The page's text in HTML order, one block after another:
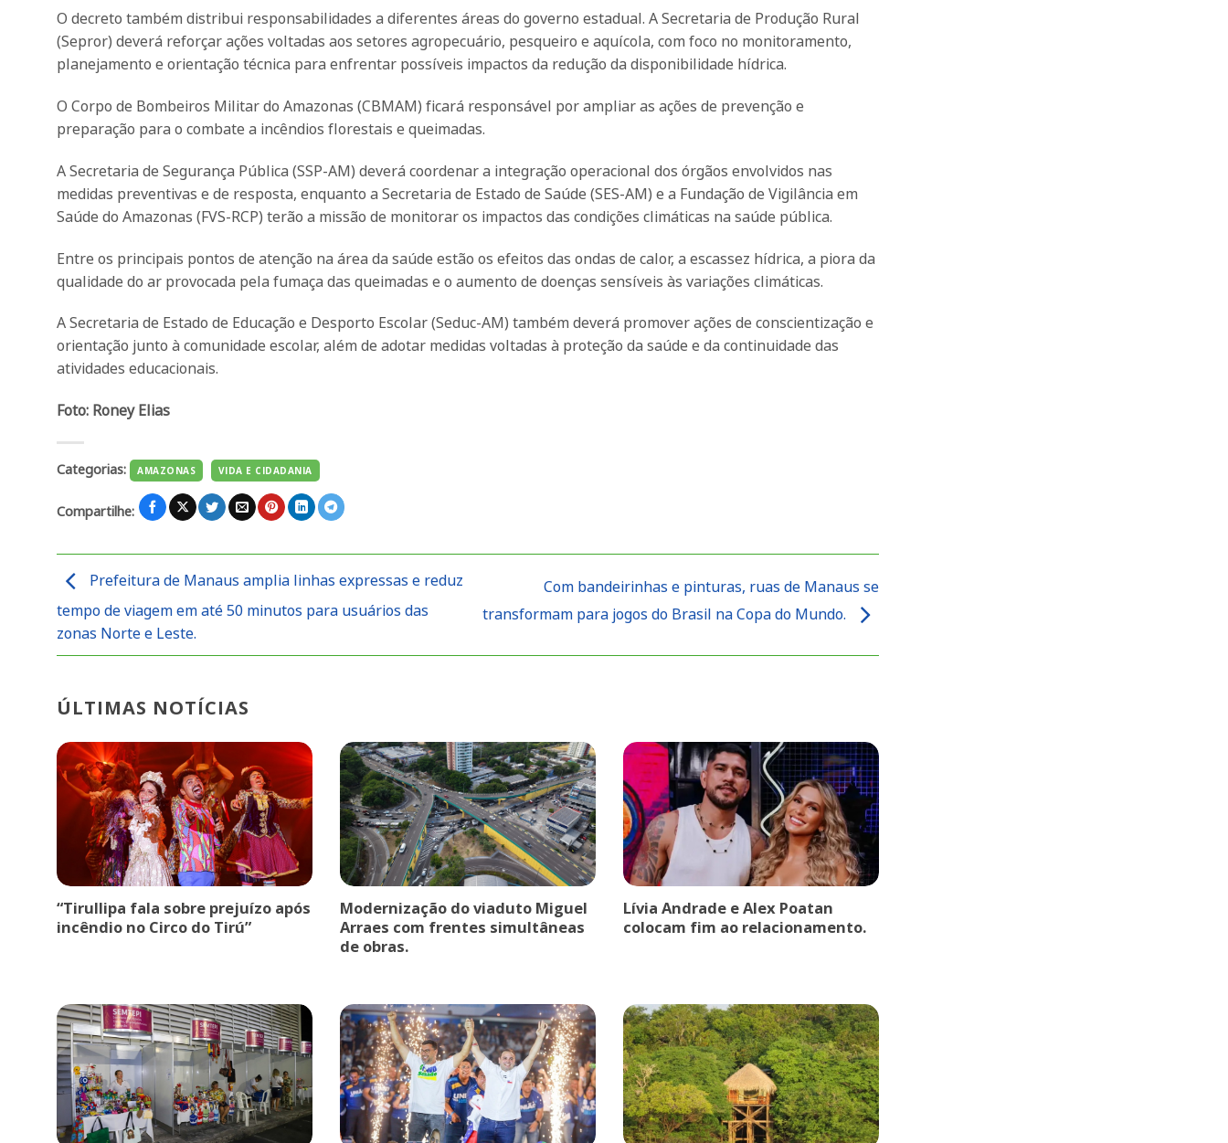
O decreto também distribui responsabilidades a diferentes áreas do governo estadual. A Secretaria de Produção Rural
(Sepror) deverá reforçar ações voltadas aos setores agropecuário, pesqueiro e aquícola, com foco no monitoramento,
planejamento e orientação técnica para enfrentar possíveis impactos da redução da disponibilidade hídrica.
O Corpo de Bombeiros Militar do Amazonas (CBMAM) ficará responsável por ampliar as ações de prevenção e
preparação para o combate a incêndios florestais e queimadas.
A Secretaria de Segurança Pública (SSP-AM) deverá coordenar a integração operacional dos órgãos envolvidos nas
medidas preventivas e de resposta, enquanto a Secretaria de Estado de Saúde (SES-AM) e a Fundação de Vigilância em
Saúde do Amazonas (FVS-RCP) terão a missão de monitorar os impactos das condições climáticas na saúde pública.
Entre os principais pontos de atenção na área da saúde estão os efeitos das ondas de calor, a escassez hídrica, a piora da
qualidade do ar provocada pela fumaça das queimadas e o aumento de doenças sensíveis às variações climáticas.
A Secretaria de Estado de Educação e Desporto Escolar (Seduc-AM) também deverá promover ações de conscientização e
orientação junto à comunidade escolar, além de adotar medidas voltadas à proteção da saúde e da continuidade das
atividades educacionais.
Foto: Roney Elias
Categorias: AMAZONAS VIDA E CIDADANIA
Compartilhe:
Prefeitura de Manaus amplia linhas expressas e reduz
tempo de viagem em até 50 minutos para usuários das
zonas Norte e Leste.
Com bandeirinhas e pinturas, ruas de Manaus se
transformam para jogos do Brasil na Copa do Mundo.
ÚLTIMAS NOTÍCIAS
“Tirullipa fala sobre prejuízo após
incêndio no Circo do Tirú”
Modernização do viaduto Miguel
Arraes com frentes simultâneas
de obras.
Lívia Andrade e Alex Poatan
colocam fim ao relacionamento.